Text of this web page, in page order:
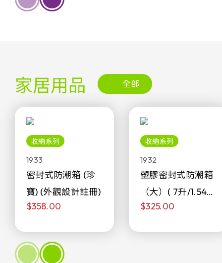
家居用品 全部
收納系列
1933
密封式防潮箱 (珍
寶) (外觀設計註冊)
$358.00
收納系列
1932
塑膠密封式防潮箱
（大）( 7升/1.54加
侖)
$325.00